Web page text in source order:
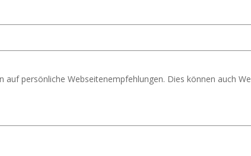
auf persönliche Webseitenempfehlungen. Dies können auch